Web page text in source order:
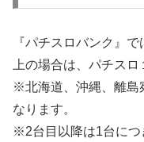
『パチスロバンク』
上の場合は、パチス
※北海道、沖縄、離島
なります。
※2台目以降は1台につ